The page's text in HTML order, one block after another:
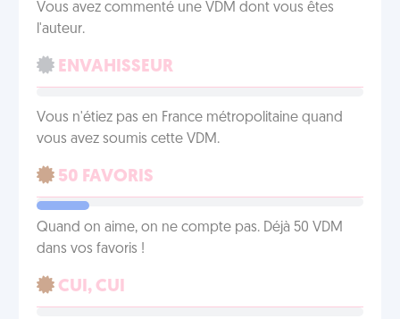
Vous avez commenté une VDM dont vous êtes
l'auteur.
ENVAHISSEUR
Vous n'étiez pas en France métropolitaine quand
vous avez soumis cette VDM.
50 FAVORIS
Quand on aime, on ne compte pas. Déjà 50 VDM
dans vos favoris !
CUI, CUI